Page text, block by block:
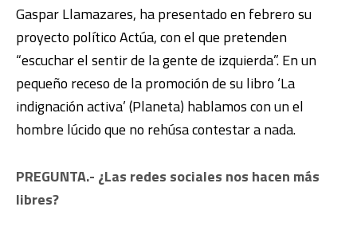
Gaspar Llamazares, ha presentado en febrero su
proyecto político Actúa, con el que pretenden
“escuchar el sentir de la gente de izquierda”. En un
pequeño receso de la promoción de su libro ‘La
indignación activa’ (Planeta) hablamos con un el
hombre lúcido que no rehúsa contestar a nada.
PREGUNTA.- ¿Las redes sociales nos hacen más
libres?